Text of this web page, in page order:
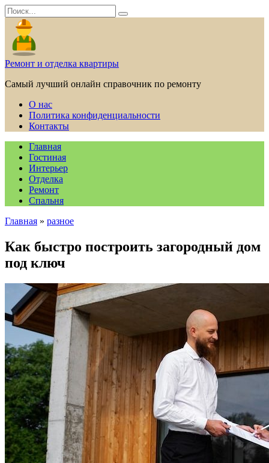
Перейти
к
содержанию
Search
for:
Ремонт и отделка квартиры
Самый лучший онлайн справочник по ремонту
О нас
Политика конфиденциальности
Контакты
Главная
Гостиная
Интерьер
Отделка
Ремонт
Спальня
Главная » разное
Как быстро построить загородный дом
под ключ